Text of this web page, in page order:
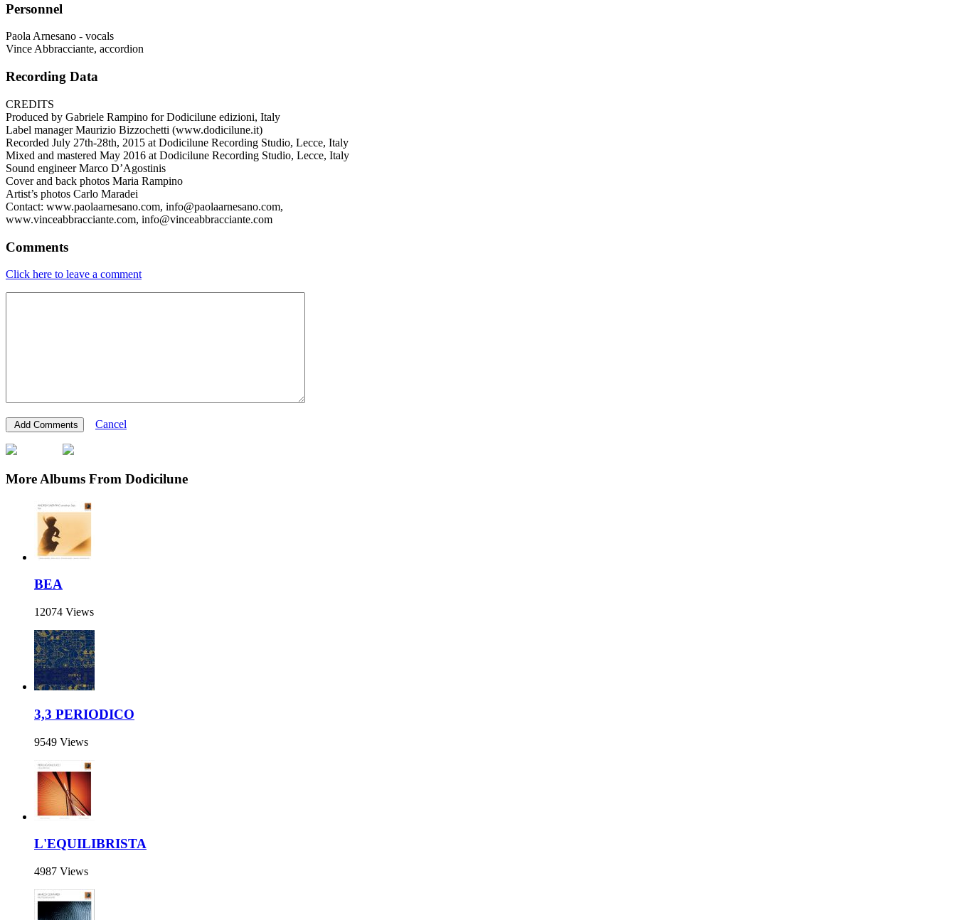
Personnel
Paola Arnesano - vocals
Vince Abbracciante, accordion
Recording Data
CREDITS
Produced by Gabriele Rampino for Dodicilune edizioni, Italy
Label manager Maurizio Bizzochetti (www.dodicilune.it)
Recorded July 27th-28th, 2015 at Dodicilune Recording Studio, Lecce, Italy
Mixed and mastered May 2016 at Dodicilune Recording Studio, Lecce, Italy
Sound engineer Marco D’Agostinis
Cover and back photos Maria Rampino
Artist’s photos Carlo Maradei
Contact: www.paolaarnesano.com, info@paolaarnesano.com,
www.vinceabbracciante.com, info@vinceabbracciante.com
Comments
Click here to leave a comment
Cancel
More Albums From Dodicilune
BEA
12074 Views
3,3 PERIODICO
9549 Views
L'EQUILIBRISTA
4987 Views